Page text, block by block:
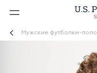
Мужские футболки-поло